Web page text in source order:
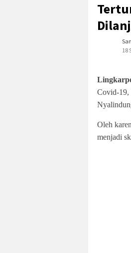
18
Covid-19,
Oleh
menjadi